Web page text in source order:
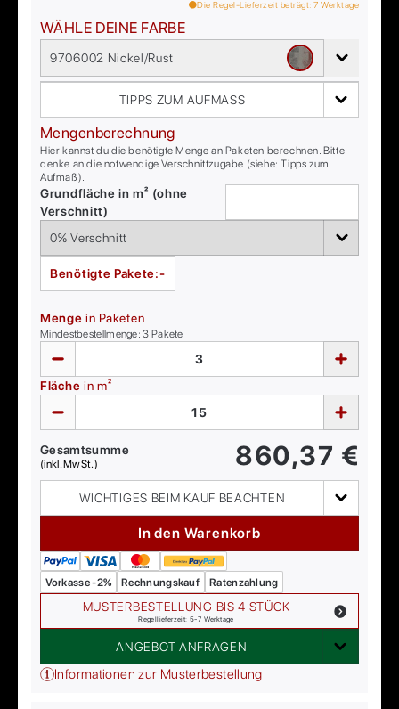
Die Regel-Lieferzeit beträgt: 7 Werktage
WÄHLE DEINE FARBE
9706002 Nickel/Rust
TIPPS ZUM AUFMASS
Mengenberechnung
Hier kannst du die benötigte Menge an Paketen berechnen. Bitte
denke an die notwendige Verschnittzugabe (siehe: Tipps zum
Aufmaß).
Grundfläche in m² (ohne
Verschnitt)
Benötigte Pakete:-
Menge in Paketen
Mindestbestellmenge:3 Pakete
Fläche in m²
Gesamtsumme
(inkl. MwSt.) 860,37 €
WICHTIGES BEIM KAUF BEACHTEN
In den Warenkorb
Vorkasse -2% Rechnungskauf Ratenzahlung
MUSTERBESTELLUNG BIS 4 STÜCK
Regellieferzeit: 5-7 Werktage
ANGEBOT ANFRAGEN
Informationen zur Musterbestellung